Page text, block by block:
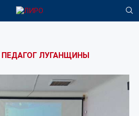
ПЕДАГОГ ЛУГАНЩИНЫ